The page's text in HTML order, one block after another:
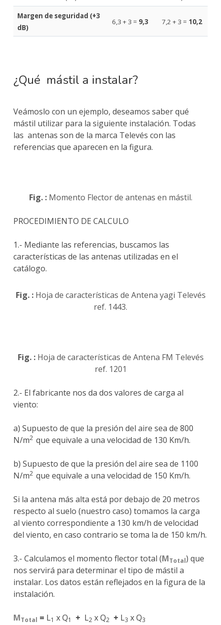
Margen de seguridad (+3
dB)
6,3 + 3 = 9,3 7,2 + 3 = 10,2
¿Qué mástil a instalar?
Veámoslo con un ejemplo, deseamos saber qué
mástil utilizar para la siguiente instalación. Todas
las antenas son de la marca Televés con las
referencias que aparecen en la figura.
Fig. :Momento Flector de antenas en mástil.
PROCEDIMIENTO DE CALCULO
1.- Mediante las referencias, buscamos las
características de las antenas utilizadas en el
catálogo.
Fig. :Hoja de características de Antena yagi Televés
ref. 1443.
Fig. :Hoja de características de Antena FM Televés
ref. 1201
2.- El fabricante nos da dos valores de carga al
viento:
a) Supuesto de que la presión del aire sea de 800
N/m2 que equivale a una velocidad de 130 Km/h.
b) Supuesto de que la presión del aire sea de 1100
N/m2 que equivale a una velocidad de 150 Km/h.
Si la antena más alta está por debajo de 20 metros
respecto al suelo (nuestro caso) tomamos la carga
al viento correspondiente a 130 km/h de velocidad
del viento, en caso contrario se toma la de 150 km/h.
3.- Calculamos el momento flector total (MTotal) que
nos servirá para determinar el tipo de mástil a
instalar. Los datos están reflejados en la figura de la
instalación.
MTotal = L1 x Q1 + L2 x Q2 + L3 x Q3